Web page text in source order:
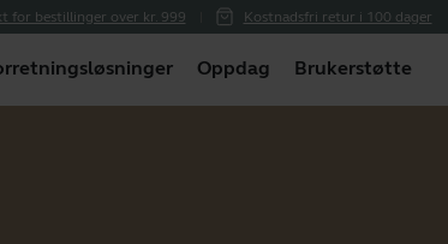
for bestillinger over kr. 999 Kostnadsfri retur i 100 dager
Oppdag Brukerstøtte